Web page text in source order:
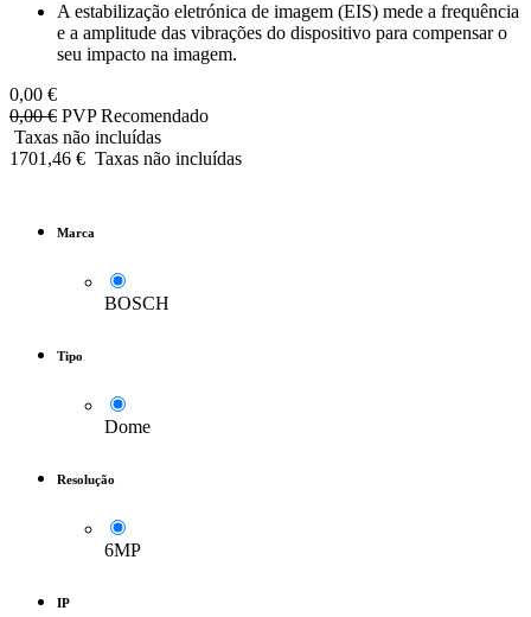
A estabilização eletrónica de imagem (EIS) mede a frequência
e a amplitude das vibrações do dispositivo para compensar o
seu impacto na imagem.
0,00 €
0,00€ PVP Recomendado
Taxas não incluídas
1701,46 € Taxas não incluídas
Marca
BOSCH
Tipo
Dome
Resolução
6MP
IP